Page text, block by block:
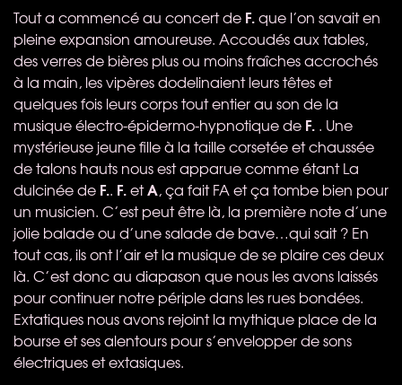
Tout a commencé au concert de F.que l’on savait en
pleine expansion amoureuse. Accoudés aux tables,
des verres de bières plus ou moins fraîches accrochés
à la main, les vipères dodelinaient leurs têtes et
quelques fois leurs corps tout entier au son de la
musique électro-épidermo-hypnotique de F. . Une
mystérieuse jeune fille à la taille corsetée et chaussée
de talons hauts nous est apparue comme étant La
dulcinée de F.. F.etA, ça fait FA et ça tombe bien pour
un musicien. C’est peut être là, la première note d’une
jolie balade ou d’une salade de bave…qui sait ? En
tout cas, ils ont l’air et la musique de se plaire ces deux
là. C’est donc au diapason que nous les avons laissés
pour continuer notre périple dans les rues bondées.
Extatiques nous avons rejoint la mythique place de la
bourse et ses alentours pour s’envelopper de sons
électriques et extasiques.